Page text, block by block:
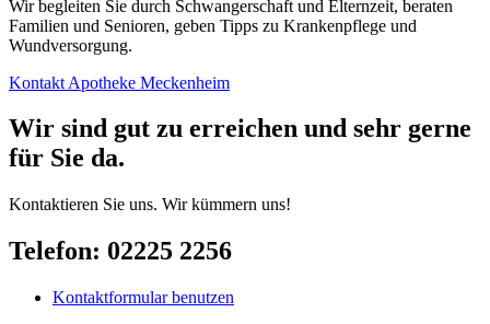
Wir begleiten Sie durch Schwanger­schaft und Eltern­zeit, beraten
Fami­lien und Senioren, geben Tipps zu Kranken­pflege und
Wundversorgung.
Kontakt Apotheke Meckenheim
Wir sind gut zu er­reich­en und sehr gerne
für Sie da.
Kontaktieren Sie uns. Wir kümmern uns!
Telefon: 02225 2256
Kontaktformular benutzen